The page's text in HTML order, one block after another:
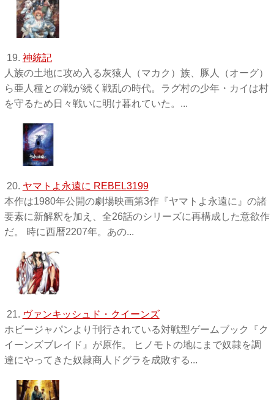
19. 神統記
人族の土地に攻め入る灰猿人（マカク）族、豚人（オーグ）
ら亜人種との戦が続く戦乱の時代。ラグ村の少年・カイは村
を守るため日々戦いに明け暮れていた。...
20. ヤマトよ永遠に REBEL3199
本作は1980年公開の劇場映画第3作『ヤマトよ永遠に』の諸
要素に新解釈を加え、全26話のシリーズに再構成した意欲作
だ。 時に西暦2207年。あの...
21. ヴァンキッシュド・クイーンズ
ホビージャパンより刊行されている対戦型ゲームブック『ク
イーンズブレイド』が原作。 ヒノモトの地にまで奴隷を調
達にやってきた奴隷商人ドグラを成敗する...